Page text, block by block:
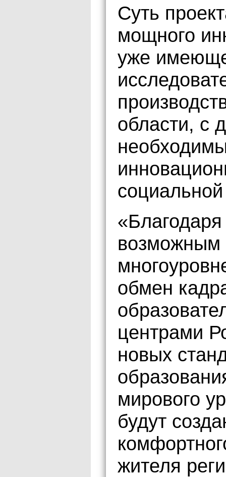
Суть
мощного
уже
области, с
«Благодаря
возможным
обмен
центрами
новых
мирового
будут
жителя